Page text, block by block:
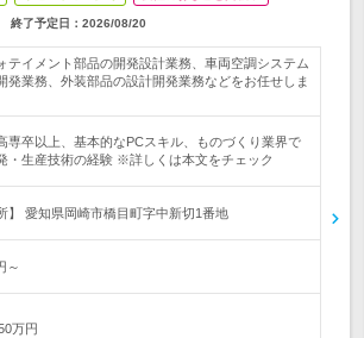
終了予定日： 2026/08/20
テイメント部品の開発設計業務、車両空調システム
発業務、外装部品の設計開発業務などをお任せしま
専卒以上、基本的なPCスキル、ものづくり業界で
・生産技術の経験 ※詳しくは本文をチェック
】 愛知県岡崎市橋目町字中新切1番地
～
万円